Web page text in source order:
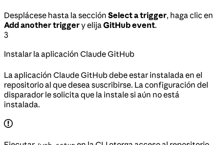
Desplácese hasta la sección Select a trigger, haga clic en
Add another triggery elijaGitHub event.
3
Instalar la aplicación Claude GitHub
La aplicación Claude GitHub debe estar instalada en el
repositorio al que desea suscribirse. La configuración del
disparador le solicita que la instale si aún no está
instalada.